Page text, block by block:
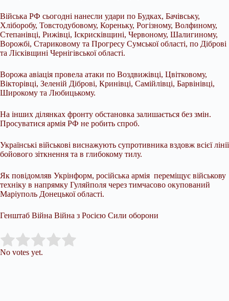
Війська РФ сьогодні нанесли удари по Будках, Бачівську,
Хліборобу, Товстодубовому, Кореньку, Рогізному, Волфиному,
Степанівці, Рижівці, Іскрисківщині, Червоному, Шалигиному,
Ворожбі, Стариковому та Прогресу Сумської області, по Діброві
та Лісківщині Чернігівської області.
Ворожа авіація провела атаки по Воздвижівці, Цвітковому,
Вікторівці, Зеленій Діброві, Кринівці, Самійлівці, Барвінівці,
Широкому та Любицькому.
На інших ділянках фронту обстановка залишається без змін.
Просуватися армія РФ не робить спроб.
Українські військові виснажують супротивника вздовж всієї лінії
бойового зіткнення та в глибокому тилу.
Як повідомляв Укрінформ, російська армія переміщує військову
техніку в напрямку Гуляйполя через тимчасово окупований
Маріуполь Донецької області.
Генштаб Війна Війна з Росією Сили оборони
Rate this item:
No votes yet.